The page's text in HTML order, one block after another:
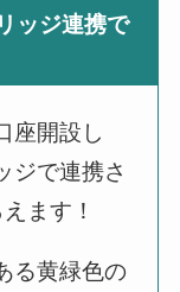
ッジ連携で
座開設し
ジで連携さ
ます！
る黄緑色の